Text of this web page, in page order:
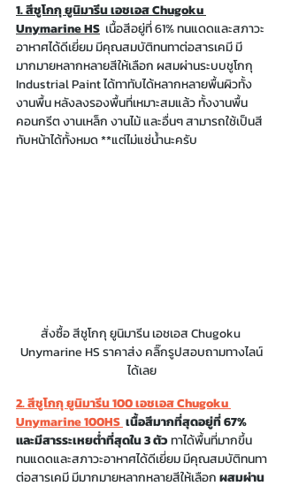
1. สีชูโกกุ ยูนิมารีน เอชเอส Chugoku
Unymarine HS เนื้อสีอยู่ที่ 61% ทนแดดและสภาวะ
อาหาศได้ดีเยี่ยม มีคุณสมบัติทนทาต่อสารเคมี มี
มากมายหลากหลายสีให้เลือก ผสมผ่านระบบชูโกกุ
Industrial Paint ได้ทาทับได้หลากหลายพื้นผิวทั้ง
งานพื้น หลังลงรองพื้นที่เหมาะสมแล้ว ทั้งงานพื้น
คอนกรีต งานเหล็ก งานไม้ และอื่นๆ สามารถใช้เป็นสี
ทับหน้าได้ทั้งหมด **แต่ไม่แช่น้ำนะครับ
สั่งซื้อ สีชูโกกุ ยูนิมารีน เอชเอส Chugoku
Unymarine HS ราคาส่ง คลิ๊กรูปสอบถามทางไลน์
ได้เลย
2. สีชูโกกุ ยูนิมารีน 100 เอชเอส Chugoku
Unymarine 100HS เนื้อสีมากที่สุดอยู่ที่ 67%
และมีสารระเหยต่ำที่สุดใน 3 ตัว ทาได้พื้นที่มากขึ้น
ทนแดดและสภาวะอาหาศได้ดีเยี่ยม มีคุณสมบัติทนทา
ต่อสารเคมี มีมากมายหลากหลายสีให้เลือก ผสมผ่าน